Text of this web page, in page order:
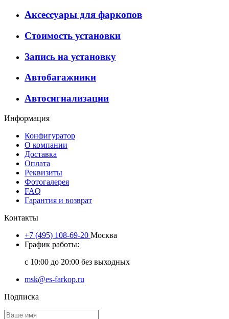
Аксессуары для фаркопов
Стоимость установки
Запись на установку
Автобагажники
Автосигнализации
Информация
Конфигуратор
О компании
Доставка
Оплата
Реквизиты
Фотогалерея
FAQ
Гарантия и возврат
Контакты
+7 (495) 108-69-20 Москва
График работы:
с 10:00 до 20:00 без выходных
msk@es-farkop.ru
Подписка